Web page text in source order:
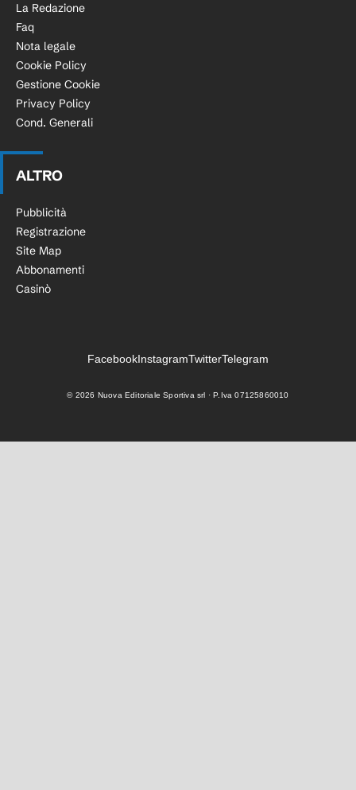
La Redazione
Faq
Nota legale
Cookie Policy
Gestione Cookie
Privacy Policy
Cond. Generali
ALTRO
Pubblicità
Registrazione
Site Map
Abbonamenti
Casinò
FacebookInstagramTwitterTelegram
© 2026 Nuova Editoriale Sportiva srl · P.Iva 07125860010